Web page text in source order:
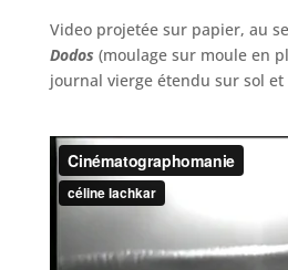
Video projetée sur papier, au
Dodos (moulage sur moule en
journal vierge étendu sur sol et